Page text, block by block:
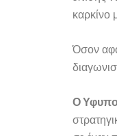
καρκίνο
Όσον
Ο